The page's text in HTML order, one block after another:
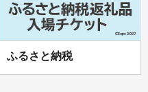
ふるさと納税